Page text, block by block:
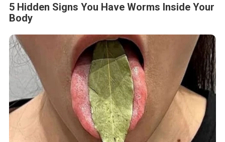
5 Hidden Signs You Have Worms Inside Your
Body